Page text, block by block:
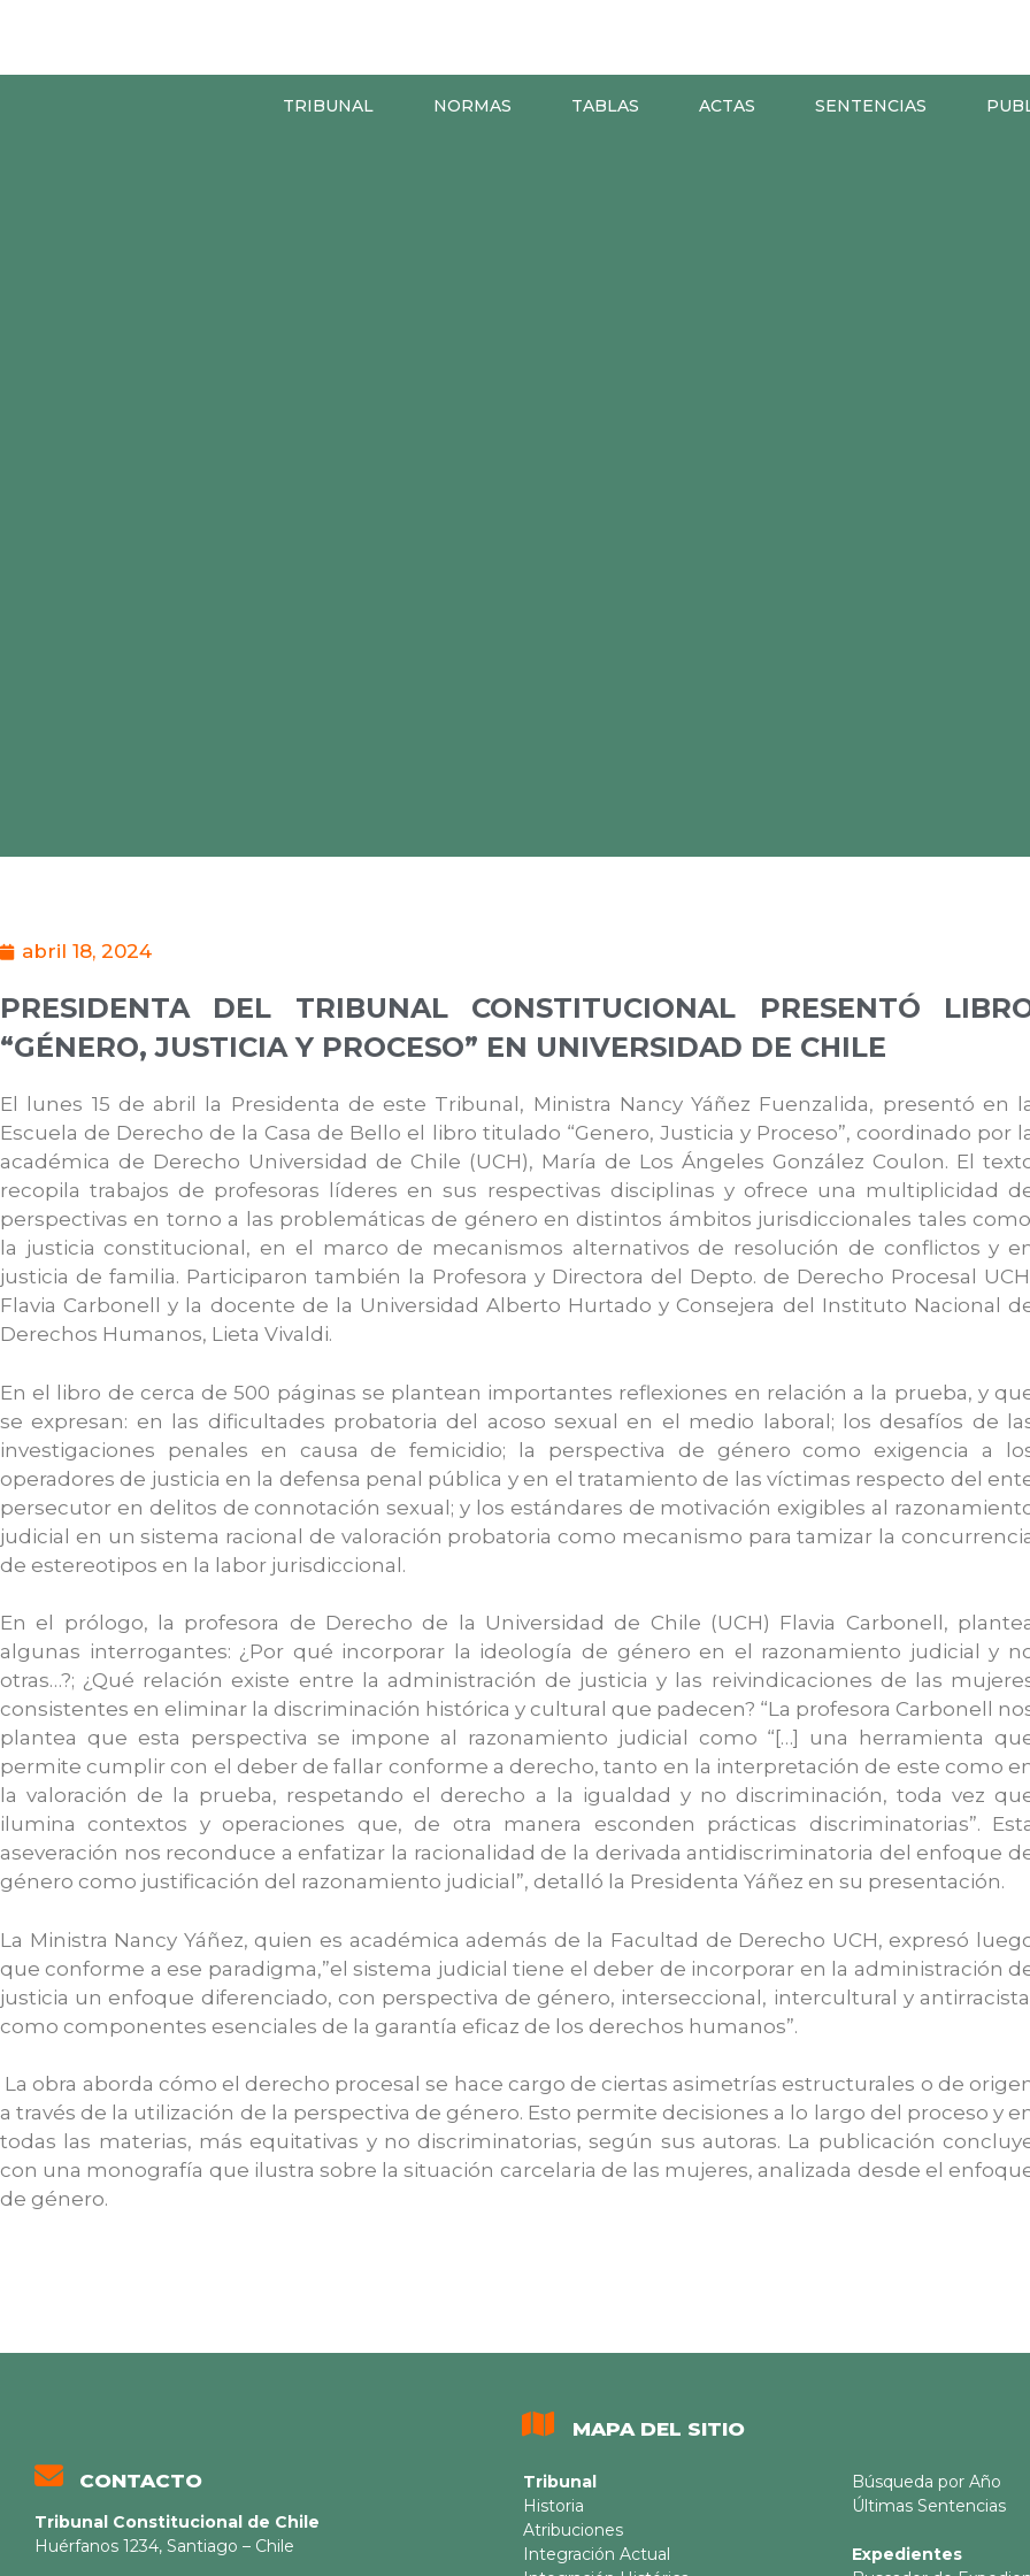
TRIBUNAL NORMAS TABLAS ACTAS SENTENCIAS
abril 18, 2024
PRESIDENTA DEL TRIBUNAL CONSTITUCIONAL PRESENTÓ
“GÉNERO, JUSTICIA Y PROCESO” EN UNIVERSIDAD DE CHILE
El lunes 15 de abril la Presidenta de este Tribunal, Ministra Nancy Yáñez Fuenzalida, presentó en
Escuela de Derecho de la Casa de Bello el libro titulado “Genero, Justicia y Proceso”, coordinado por
académica de Derecho Universidad de Chile (UCH), María de Los Ángeles González Coulon. El
recopila trabajos de profesoras líderes en sus respectivas disciplinas y ofrece una multiplicidad
perspectivas en torno a las problemáticas de género en distintos ámbitos jurisdiccionales tales
la justicia constitucional, en el marco de mecanismos alternativos de resolución de conflictos y
justicia de familia. Participaron también la Profesora y Directora del Depto. de Derecho Procesal
Flavia Carbonell y la docente de la Universidad Alberto Hurtado y Consejera del Instituto Nacional
Derechos Humanos, Lieta Vivaldi.
En el libro de cerca de 500 páginas se plantean importantes reflexiones en relación a la prueba, y
se expresan: en las dificultades probatoria del acoso sexual en el medio laboral; los desafíos de
investigaciones penales en causa de femicidio; la perspectiva de género como exigencia a
operadores de justicia en la defensa penal pública y en el tratamiento de las víctimas respecto del
persecutor en delitos de connotación sexual; y los estándares de motivación exigibles al
judicial en un sistema racional de valoración probatoria como mecanismo para tamizar la
de estereotipos en la labor jurisdiccional.
En el prólogo, la profesora de Derecho de la Universidad de Chile (UCH) Flavia Carbonell,
algunas interrogantes: ¿Por qué incorporar la ideología de género en el razonamiento judicial y
otras…?; ¿Qué relación existe entre la administración de justicia y las reivindicaciones de las
consistentes en eliminar la discriminación histórica y cultural que padecen? “La profesora Carbonell
plantea que esta perspectiva se impone al razonamiento judicial como “[…] una herramienta
permite cumplir con el deber de fallar conforme a derecho, tanto en la interpretación de este como
la valoración de la prueba, respetando el derecho a la igualdad y no discriminación, toda vez
ilumina contextos y operaciones que, de otra manera esconden prácticas discriminatorias”.
aseveración nos reconduce a enfatizar la racionalidad de la derivada antidiscriminatoria del enfoque
género como justificación del razonamiento judicial”, detalló la Presidenta Yáñez en su presentación.
La Ministra Nancy Yáñez, quien es académica además de la Facultad de Derecho UCH, expresó
que conforme a ese paradigma,”el sistema judicial tiene el deber de incorporar en la administración
justicia un enfoque diferenciado, con perspectiva de género, interseccional, intercultural y
como componentes esenciales de la garantía eficaz de los derechos humanos”.
La obra aborda cómo el derecho procesal se hace cargo de ciertas asimetrías estructurales o de
a través de la utilización de la perspectiva de género. Esto permite decisiones a lo largo del proceso y
todas las materias, más equitativas y no discriminatorias, según sus autoras. La publicación
con una monografía que ilustra sobre la situación carcelaria de las mujeres, analizada desde el
de género.
CONTACTO
Tribunal Constitucional de Chile
Huérfanos 1234, Santiago – Chile
MAPA DEL SITIO
Tribunal
Historia
Atribuciones
Integración Actual
Búsqueda por Año
Últimas Sentencias
Expedientes